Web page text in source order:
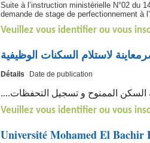
Suite à l’instruction ministérielle N°02 du
demande de stage de perfectionnement à
Veuillez vous identifier ou vous
لاستلام السكنات الوظيفية
Détails Date de publication
السكن الممنوح و تسجيل التحفظات....
Veuillez vous identifier ou vous
Université Mohamed El